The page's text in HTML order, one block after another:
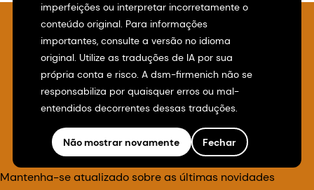
Inscreva-se em nosso
boletim informativo
Mantenha-se atualizado sobre as últimas novidades
imperfeições ou interpretar incorretamente o
conteúdo original. Para informações
importantes, consulte a versão no idioma
original. Utilize as traduções de IA por sua
própria conta e risco. A dsm-firmenich não se
responsabiliza por quaisquer erros ou mal-
entendidos decorrentes dessas traduções.
Não mostrar novamente Fechar